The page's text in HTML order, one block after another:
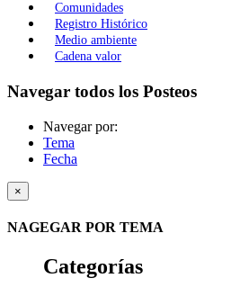
Comunidades
Registro Histórico
Medio ambiente
Cadena valor
Navegar todos los Posteos
Navegar por:
Tema
Fecha
×
NAGEGAR POR TEMA
Categorías